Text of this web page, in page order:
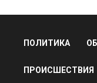
ПОЛИТИКА
ПРОИСШЕСТВИЯ